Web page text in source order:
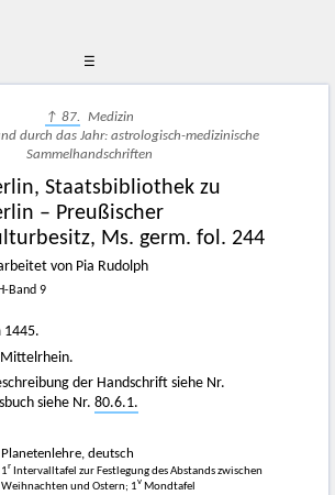
☰
↑ 87. Medizin
durch das Jahr: astrologisch-medizinische
Sammelhandschriften
Staatsbibliothek zu
– Preußischer
Ms. germ. fol. 244
von Pia Rudolph
Band 9
1445.
Mittelrhein.
der Handschrift siehe Nr.
siehe Nr. 80.6.1.
Planetenlehre, deutsch
1r
Intervalltafel zur Festlegung des Abstands zwischen
Weihnachten und Ostern; 1v Mondtafel